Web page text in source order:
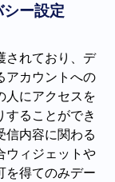
ー設定
されており、デ
アカウントへの
人にアクセスを
することができ
信内容に関わる
ウィジェットや
を得てのみデー